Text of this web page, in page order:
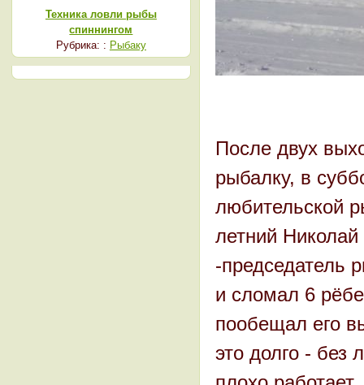
После двух
рыбалку, в
любительской
летний
-председатель
и сломал 6
пообещал его
это долго - без
Техника ловли рыбы
спиннингом
Рубрика: : Рыбаку